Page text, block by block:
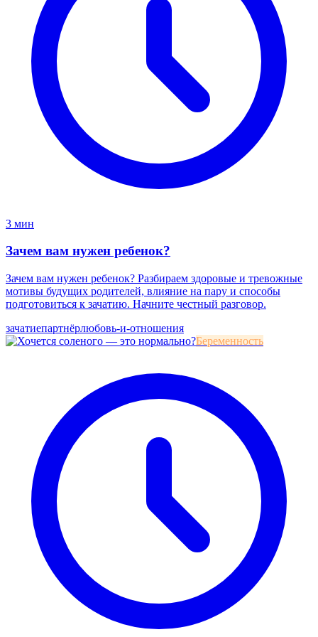
3 мин
Зачем вам нужен ребенок?
Зачем вам нужен ребенок? Разбираем здоровые и тревожные
мотивы будущих родителей, влияние на пару и способы
подготовиться к зачатию. Начните честный разговор.
зачатиепартнёрлюбовь-и-отношения
Беременность